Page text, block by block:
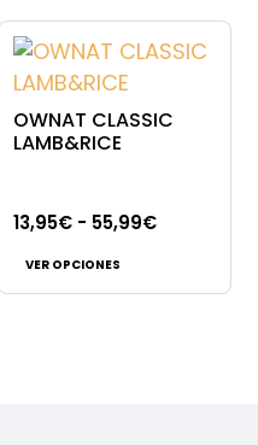
hasta
55,99€
variantes.
Las
se
la
de
OWNAT CLASSIC
LAMB&RICE
13,95€ - 55,99€Rango
precios:
VER OPCIONES
producto